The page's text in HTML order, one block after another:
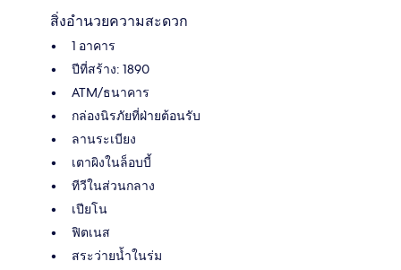
สิ่งอำนวยความสะดวก
1 อาคาร
ปีที่สร้าง: 1890
ATM/ธนาคาร
กล่องนิรภัยที่ฝ่ายต้อนรับ
ลานระเบียง
เตาผิงในล็อบบี้
ทีวีในส่วนกลาง
เปียโน
ฟิตเนส
สระว่ายน้ำในร่ม